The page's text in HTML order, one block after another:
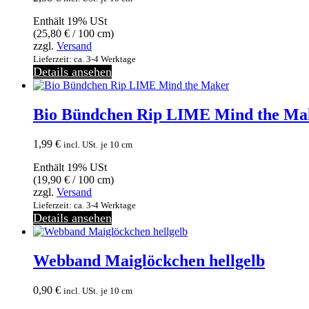
Enthält 19% USt
(25,80 € / 100 cm)
zzgl. Versand
Lieferzeit: ca. 3-4 Werktage
Details ansehen
Bio Bündchen Rip LIME Mind the
1,99 € incl. USt. je 10 cm
Enthält 19% USt
(19,90 € / 100 cm)
zzgl. Versand
Lieferzeit: ca. 3-4 Werktage
Details ansehen
Webband Maiglöckchen hellgelb
0,90 € incl. USt. je 10 cm